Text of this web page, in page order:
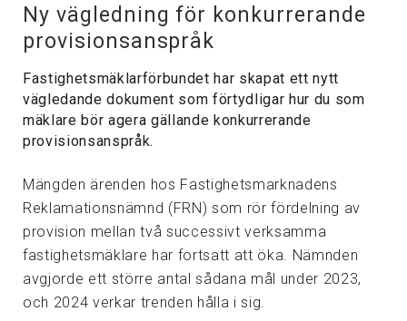
Ny vägledning för konkurrerande
provisionsanspråk
Fastighetsmäklarförbundet har skapat ett nytt
vägledande dokument som förtydligar hur du som
mäklare bör agera gällande konkurrerande
provisionsanspråk.
Mängden ärenden hos Fastighetsmarknadens
Reklamationsnämnd (FRN) som rör fördelning av
provision mellan två successivt verksamma
fastighetsmäklare har fortsatt att öka. Nämnden
avgjorde ett större antal sådana mål under 2023,
och 2024 verkar trenden hålla i sig.